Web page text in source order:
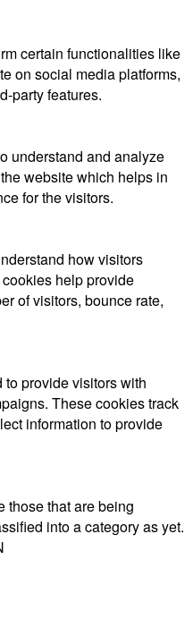
certain functionalities like
on social media platforms,
party features.
understand and analyze
website which helps in
for the visitors.
how visitors
help provide
of visitors, bounce rate,
provide visitors with
These cookies track
information to provide
those that are being
into a category as yet.